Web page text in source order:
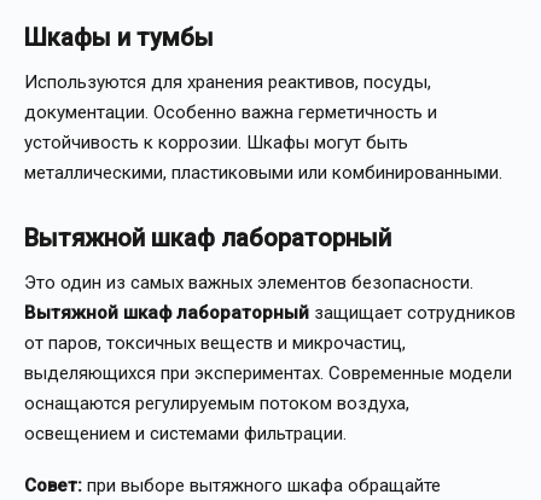
Шкафы и тумбы
Используются для хранения реактивов, посуды,
документации. Особенно важна герметичность и
устойчивость к коррозии. Шкафы могут быть
металлическими, пластиковыми или комбинированными.
Вытяжной шкаф лабораторный
Это один из самых важных элементов безопасности.
Вытяжной шкаф лабораторный защищает сотрудников
от паров, токсичных веществ и микрочастиц,
выделяющихся при экспериментах. Современные модели
оснащаются регулируемым потоком воздуха,
освещением и системами фильтрации.
Совет: при выборе вытяжного шкафа обращайте